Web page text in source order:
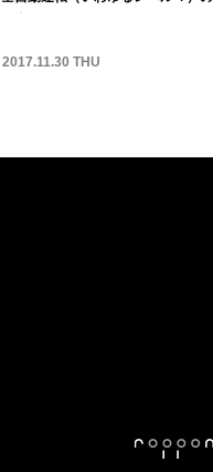
2017.11.30 THU